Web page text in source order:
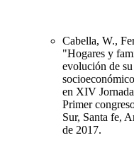
Cabella, W.,
"Hogares y
evolución de
en XIV
Primer
Sur, Santa fe,
de 2017.